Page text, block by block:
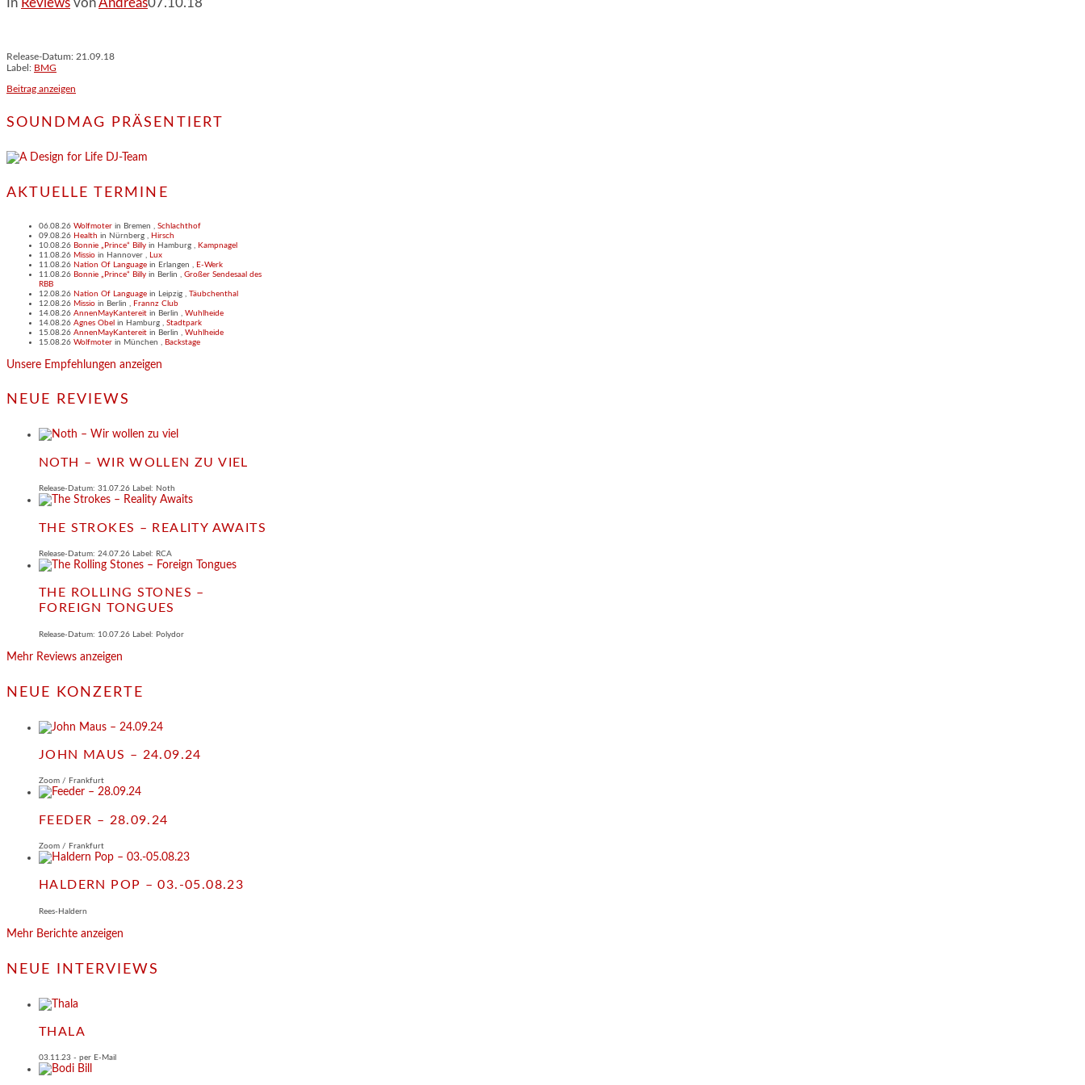
Release-Datum: 21.09.18
Label: BMG
Beitrag anzeigen
SOUNDMAG PRÄSENTIERT
AKTUELLE TERMINE
06.08.26 Wolfmoter in Bremen
Schlachthof
09.08.26 Health in Nürnberg
Hirsch
10.08.26 Bonnie „Prince“ Billy in Hamburg
Kampnagel
11.08.26 Missio in Hannover
Lux
11.08.26 Nation Of Language in Erlangen
E-Werk
11.08.26 Bonnie „Prince“ Billy in Berlin
Großer Sendesaal des
RBB
12.08.26 Nation Of Language in Leipzig
Täubchenthal
12.08.26 Missio in Berlin
Frannz Club
14.08.26 AnnenMayKantereit in Berlin
Wuhlheide
14.08.26 Agnes Obel in Hamburg
Stadtpark
15.08.26 AnnenMayKantereit in Berlin
Wuhlheide
15.08.26 Wolfmoter in München Backstage
Unsere Empfehlungen anzeigen
NEUE REVIEWS
NOTH – WIR WOLLEN ZU VIEL
Release-Datum: 31.07.26 Label: Noth
THE STROKES – REALITY AWAITS
Release-Datum: 24.07.26 Label: RCA
THE ROLLING STONES –
FOREIGN TONGUES
Release-Datum: 10.07.26 Label: Polydor
Mehr Reviews anzeigen
NEUE KONZERTE
JOHN MAUS – 24.09.24
Zoom / Frankfurt
FEEDER – 28.09.24
Zoom / Frankfurt
HALDERN POP – 03.-05.08.23
Rees-Haldern
Mehr Berichte anzeigen
NEUE INTERVIEWS
THALA
03.11.23 - per E-Mail